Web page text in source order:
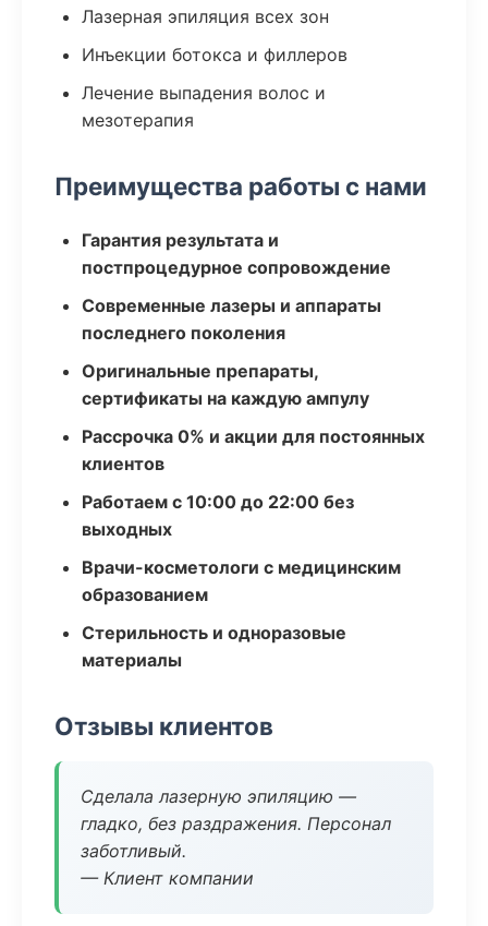
Лазерная эпиляция всех зон
Инъекции ботокса и филлеров
Лечение выпадения волос и
мезотерапия
Преимущества работы с нами
Гарантия результата и
постпроцедурное сопровождение
Современные лазеры и аппараты
последнего поколения
Оригинальные препараты,
сертификаты на каждую ампулу
Рассрочка 0% и акции для постоянных
клиентов
Работаем с 10:00 до 22:00 без
выходных
Врачи-косметологи с медицинским
образованием
Стерильность и одноразовые
материалы
Отзывы клиентов
Сделала лазерную эпиляцию —
гладко, без раздражения. Персонал
заботливый.
— Клиент компании